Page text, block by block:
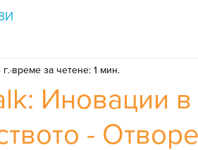
Иновации в
-
време за четене: 1 мин.